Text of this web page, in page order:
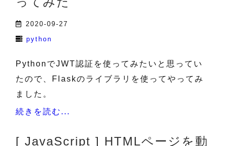
2020-09-27
python
PythonでJWT認証を使ってみたいと思ってい
たので、Flaskのライブラリを使ってやってみ
ました。
続きを読む...
[ JavaScript ] HTMLページを動